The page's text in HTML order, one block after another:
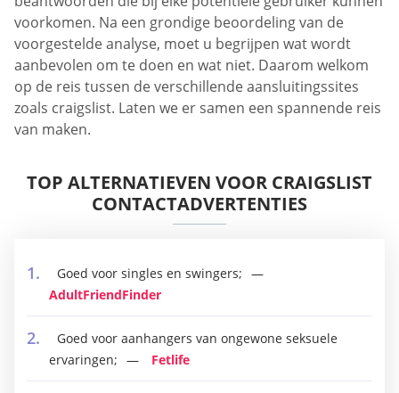
voorkomen. Na een grondige beoordeling van de
voorgestelde analyse, moet u begrijpen wat wordt
aanbevolen om te doen en wat niet. Daarom welkom
op de reis tussen de verschillende aansluitingssites
zoals craigslist. Laten we er samen een spannende reis
van maken.
TOP ALTERNATIEVEN VOOR CRAIGSLIST
CONTACTADVERTENTIES
Goed voor singles en swingers;
AdultFriendFinder
Goed voor aanhangers van ongewone seksuele
ervaringen;
Fetlife